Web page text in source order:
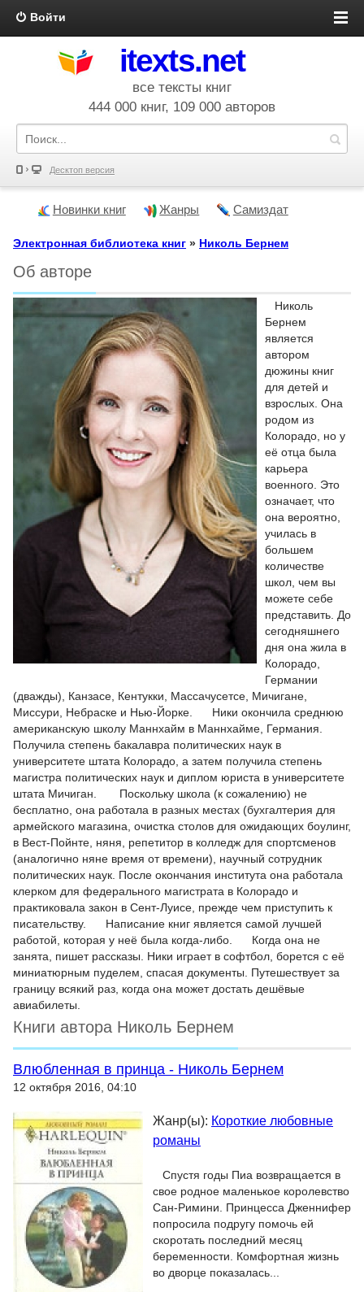
Войти
itexts.net
все тексты книг
444 000 книг, 109 000 авторов
Десктоп версия
Новинки книг Жанры Самиздат
Электронная библиотека книг » Николь Бернем
Об авторе
Николь
Бернем
является
автором
дюжины книг
для детей и
взрослых. Она
родом из
Колорадо, но у
её отца была
карьера
военного. Это
означает, что
она вероятно,
училась в
большем
количестве
школ, чем вы
можете себе
представить. До
сегодняшнего
дня она жила в
Колорадо,
Германии
(дважды), Канзасе, Кентукки, Массачусетсе, Мичигане,
Миссури, Небраске и Нью-Йорке. Ники окончила среднюю
американскую школу Маннхайм в Маннхайме, Германия.
Получила степень бакалавра политических наук в
университете штата Колорадо, а затем получила степень
магистра политических наук и диплом юриста в университете
штата Мичиган. Поскольку школа (к сожалению) не
бесплатно, она работала в разных местах (бухгалтерия для
армейского магазина, очистка столов для ожидающих боулинг,
в Вест-Пойнте, няня, репетитор в колледж для спортсменов
(аналогично няне время от времени), научный сотрудник
политических наук. После окончания института она работала
клерком для федерального магистрата в Колорадо и
практиковала закон в Сент-Луисе, прежде чем приступить к
писательству. Написание книг является самой лучшей
работой, которая у неё была когда-либо. Когда она не
занята, пишет рассказы. Ники играет в софтбол, борется с её
миниатюрным пуделем, спасая документы. Путешествует за
границу всякий раз, когда она может достать дешёвые
авиабилеты.
Книги автора Николь Бернем
Влюбленная в принца - Николь Бернем
12 октября 2016, 04:10
Жанр(ы): Короткие любовные
романы
Спустя годы Пиа возвращается в
свое родное маленькое королевство
Сан-Римини. Принцесса Дженнифер
попросила подругу помочь ей
скоротать последний месяц
беременности. Комфортная жизнь
во дворце показалась...